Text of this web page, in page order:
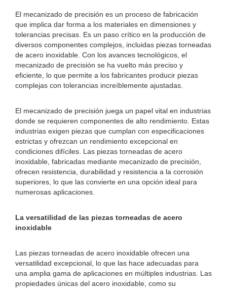
El mecanizado de precisión es un proceso de fabricación
que implica dar forma a los materiales en dimensiones y
tolerancias precisas. Es un paso crítico en la producción de
diversos componentes complejos, incluidas piezas torneadas
de acero inoxidable. Con los avances tecnológicos, el
mecanizado de precisión se ha vuelto más preciso y
eficiente, lo que permite a los fabricantes producir piezas
complejas con tolerancias increíblemente ajustadas.
El mecanizado de precisión juega un papel vital en industrias
donde se requieren componentes de alto rendimiento. Estas
industrias exigen piezas que cumplan con especificaciones
estrictas y ofrezcan un rendimiento excepcional en
condiciones difíciles. Las piezas torneadas de acero
inoxidable, fabricadas mediante mecanizado de precisión,
ofrecen resistencia, durabilidad y resistencia a la corrosión
superiores, lo que las convierte en una opción ideal para
numerosas aplicaciones.
La versatilidad de las piezas torneadas de acero
inoxidable
Las piezas torneadas de acero inoxidable ofrecen una
versatilidad excepcional, lo que las hace adecuadas para
una amplia gama de aplicaciones en múltiples industrias. Las
propiedades únicas del acero inoxidable, como su